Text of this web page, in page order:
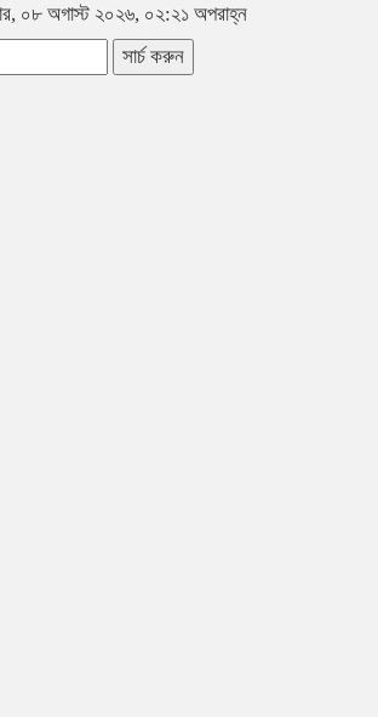
০৮ অগাস্ট ২০২৬, ০২:২১ অপরাহ্ন
সার্চ করুন